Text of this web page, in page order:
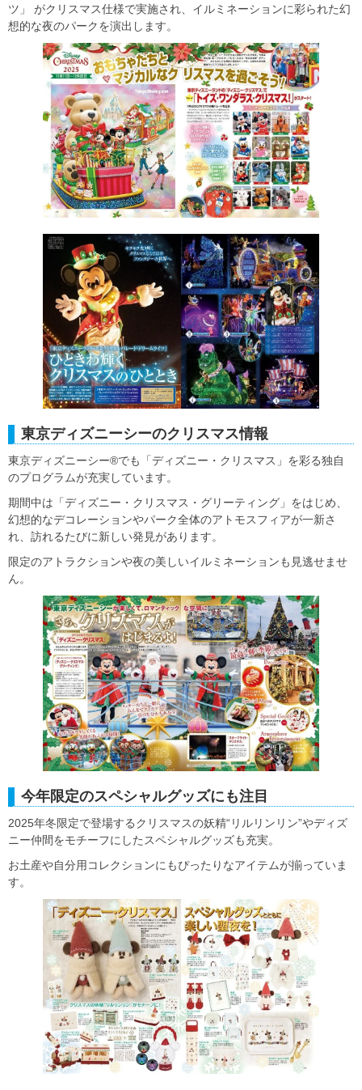
ツ」 がクリスマス仕様で実施され、イルミネーションに彩られた幻
想的な夜のパークを演出します。
東京ディズニーシーのクリスマス情報
東京ディズニーシー®でも「ディズニー・クリスマス」を彩る独自
のプログラムが充実しています。
期間中は「ディズニー・クリスマス・グリーティング」をはじめ、
幻想的なデコレーションやパーク全体のアトモスフィアが一新さ
れ、訪れるたびに新しい発見があります。
限定のアトラクションや夜の美しいイルミネーションも見逃せませ
ん。
今年限定のスペシャルグッズにも注目
2025年冬限定で登場するクリスマスの妖精“リルリンリン”やディズ
ニー仲間をモチーフにしたスペシャルグッズも充実。
お土産や自分用コレクションにもぴったりなアイテムが揃っていま
す。